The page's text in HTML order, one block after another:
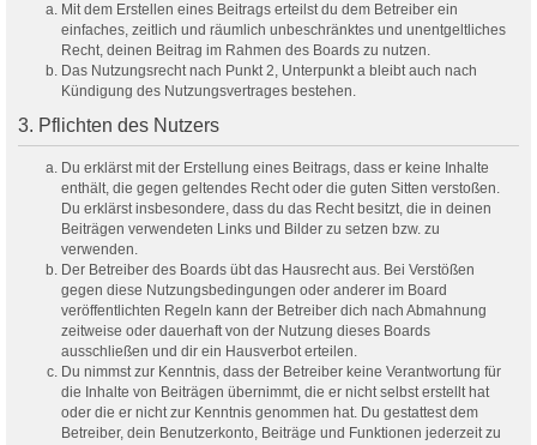
Mit dem Erstellen eines Beitrags erteilst du dem Betreiber ein
einfaches, zeitlich und räumlich unbeschränktes und unentgeltliches
Recht, deinen Beitrag im Rahmen des Boards zu nutzen.
Das Nutzungsrecht nach Punkt 2, Unterpunkt a bleibt auch nach
Kündigung des Nutzungsvertrages bestehen.
3. Pflichten des Nutzers
Du erklärst mit der Erstellung eines Beitrags, dass er keine Inhalte
enthält, die gegen geltendes Recht oder die guten Sitten verstoßen.
Du erklärst insbesondere, dass du das Recht besitzt, die in deinen
Beiträgen verwendeten Links und Bilder zu setzen bzw. zu
verwenden.
Der Betreiber des Boards übt das Hausrecht aus. Bei Verstößen
gegen diese Nutzungsbedingungen oder anderer im Board
veröffentlichten Regeln kann der Betreiber dich nach Abmahnung
zeitweise oder dauerhaft von der Nutzung dieses Boards
ausschließen und dir ein Hausverbot erteilen.
Du nimmst zur Kenntnis, dass der Betreiber keine Verantwortung für
die Inhalte von Beiträgen übernimmt, die er nicht selbst erstellt hat
oder die er nicht zur Kenntnis genommen hat. Du gestattest dem
Betreiber, dein Benutzerkonto, Beiträge und Funktionen jederzeit zu